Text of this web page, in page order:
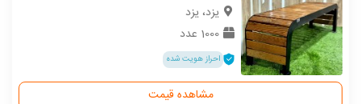
یزد، یزد
1000 عدد
احراز هویت شده
مشاهده قیمت